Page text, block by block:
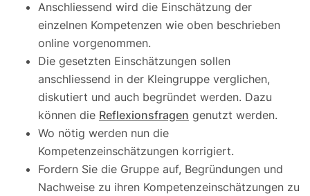
Anschliessend wird die Einschätzung der
einzelnen Kompetenzen wie oben beschrieben
online vorgenommen.
Die gesetzten Einschätzungen sollen
anschliessend in der Kleingruppe verglichen,
diskutiert und auch begründet werden. Dazu
können die Reflexionsfragen genutzt werden.
Wo nötig werden nun die
Kompetenzeinschätzungen korrigiert.
Fordern Sie die Gruppe auf, Begründungen und
Nachweise zu ihren Kompetenzeinschätzungen zu